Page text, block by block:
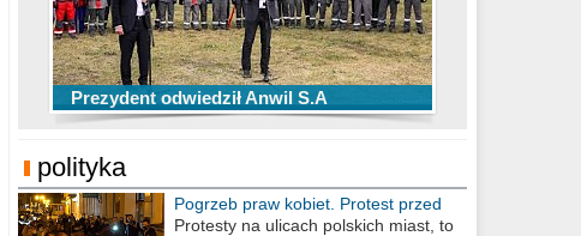
Prezydent odwiedził Anwil S.A
TOP 10 przechwytów Anwilu Włocławek
w EBL w sezonie 2019/2020
TOP 5 rzutów Anwilu Włocławek w BCL
w sezonie 2019/2020
polityka
Pogrzeb praw kobiet. Protest przed
biurem poselskim PiS
Protesty na ulicach polskich miast, to